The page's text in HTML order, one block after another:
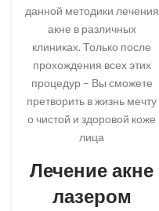
данной методики лечения
акне в различных
клиниках. Только после
прохождения всех этих
процедур – Вы сможете
претворить в жизнь мечту
о чистой и здоровой коже
лица
Лечение акне
лазером